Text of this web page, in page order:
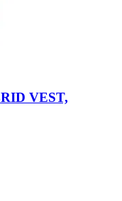
VEST,